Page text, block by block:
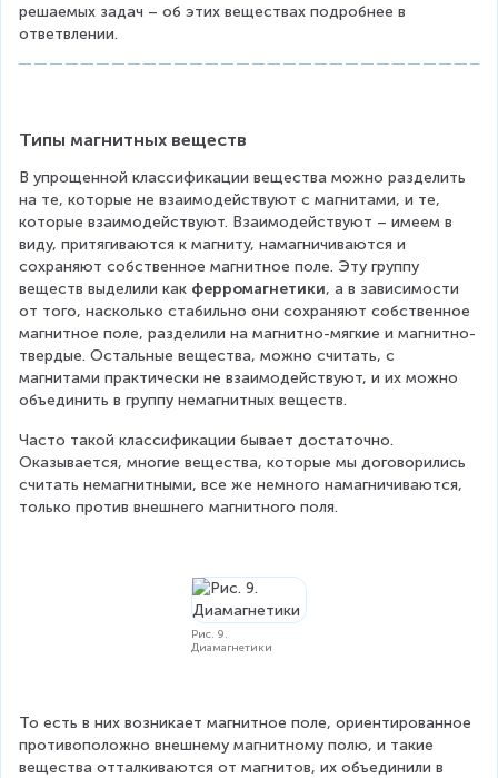
решаемых задач – об этих веществах подробнее в
ответвлении.
Типы магнитных веществ
В упрощенной классификации вещества можно разделить
на те, которые не взаимодействуют с магнитами, и те,
которые взаимодействуют. Взаимодействуют – имеем в
виду, притягиваются к магниту, намагничиваются и
сохраняют собственное магнитное поле. Эту группу
веществ выделили как ферромагнетики, а в зависимости
от того, насколько стабильно они сохраняют собственное
магнитное поле, разделили на магнитно-мягкие и магнитно-
твердые. Остальные вещества, можно считать, с
магнитами практически не взаимодействуют, и их можно
объединить в группу немагнитных веществ.
Часто такой классификации бывает достаточно.
Оказывается, многие вещества, которые мы договорились
считать немагнитными, все же немного намагничиваются,
только против внешнего магнитного поля.
Рис. 9.
Диамагнетики
То есть в них возникает магнитное поле, ориентированное
противоположно внешнему магнитному полю, и такие
вещества отталкиваются от магнитов, их объединили в